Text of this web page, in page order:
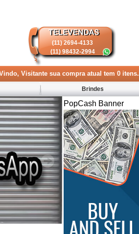
(11) 2694-4133
(11) 98432-2994
Visitante sua compra atual tem 0 itens.
Brindes
PopCash Banner